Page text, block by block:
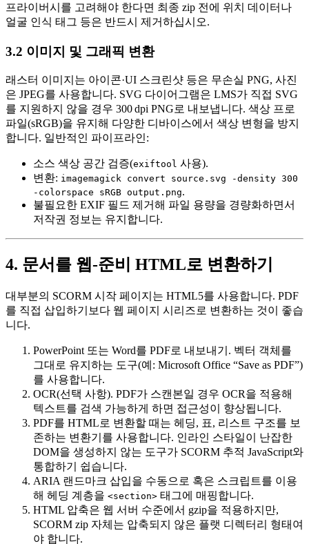
프라이버시를 고려해야 한다면 최종 zip 전에 위치 데이터나
얼굴 인식 태그 등은 반드시 제거하십시오.
3.2 이미지 및 그래픽 변환
래스터 이미지는 아이콘·UI 스크린샷 등은 무손실 PNG, 사진
은 JPEG를 사용합니다. SVG 다이어그램은 LMS가 직접 SVG
를 지원하지 않을 경우 300 dpi PNG로 내보냅니다. 색상 프로
파일(sRGB)을 유지해 다양한 디바이스에서 색상 변형을 방지
합니다. 일반적인 파이프라인:
소스 색상 공간 검증(exiftool 사용).
변환: imagemagick convert source.svg -density 300
-colorspace sRGB output.png.
불필요한 EXIF 필드 제거해 파일 용량을 경량화하면서
저작권 정보는 유지합니다.
4. 문서를 웹‑준비 HTML로 변환하기
대부분의 SCORM 시작 페이지는 HTML5를 사용합니다. PDF
를 직접 삽입하기보다 웹 페이지 시리즈로 변환하는 것이 좋습
니다.
PowerPoint 또는 Word를 PDF로 내보내기 . 벡터 객체를
그대로 유지하는 도구(예: Microsoft Office “Save as PDF”)
를 사용합니다.
OCR(선택 사항). PDF가 스캔본일 경우 OCR을 적용해
텍스트를 검색 가능하게 하면 접근성이 향상됩니다.
PDF를 HTML로 변환할 때는 헤딩, 표, 리스트 구조를 보
존하는 변환기를 사용합니다. 인라인 스타일이 난잡한
DOM을 생성하지 않는 도구가 SCORM 추적 JavaScript와
통합하기 쉽습니다.
ARIA 랜드마크 삽입을 수동으로 혹은 스크립트를 이용
해 헤딩 계층을 <section> 태그에 매핑합니다.
HTML 압축은 웹 서버 수준에서 gzip을 적용하지만,
SCORM zip 자체는 압축되지 않은 플랫 디렉터리 형태여
야 합니다.